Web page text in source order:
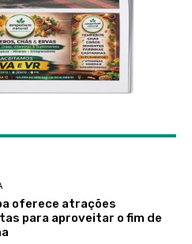
oferece atrações
para aproveitar o fim de